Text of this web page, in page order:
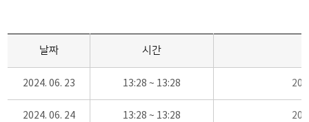
날짜 시간
2024. 06. 23 13:28 ~ 13:28
2024. 06. 24 13:28 ~ 13:28